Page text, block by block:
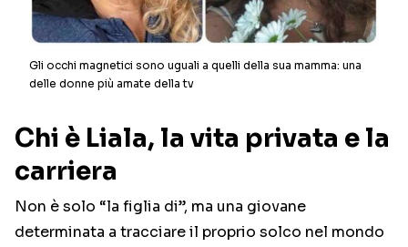
Gli occhi magnetici sono uguali a quelli della sua mamma: una
delle donne più amate della tv
Chi è Liala, la vita privata e la
carriera
Non è solo “la figlia di”, ma una giovane
determinata a tracciare il proprio solco nel mondo